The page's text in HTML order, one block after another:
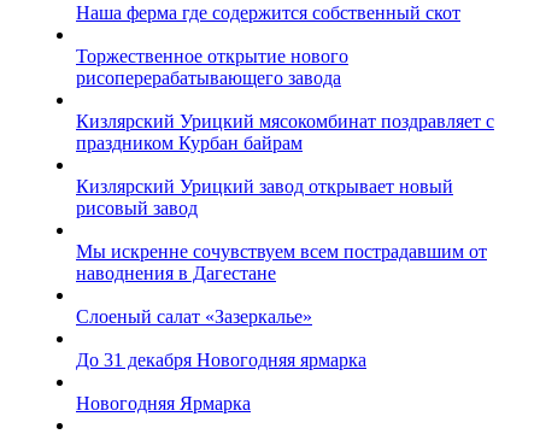
Наша ферма где содержится собственный скот
Торжественное открытие нового
рисоперерабатывающего завода
Кизлярский Урицкий мясокомбинат поздравляет с
праздником Курбан байрам
Кизлярский Урицкий завод открывает новый
рисовый завод
Мы искренне сочувствуем всем пострадавшим от
наводнения в Дагестане
Слоеный салат «Зазеркалье»
До 31 декабря Новогодняя ярмарка
Новогодняя Ярмарка